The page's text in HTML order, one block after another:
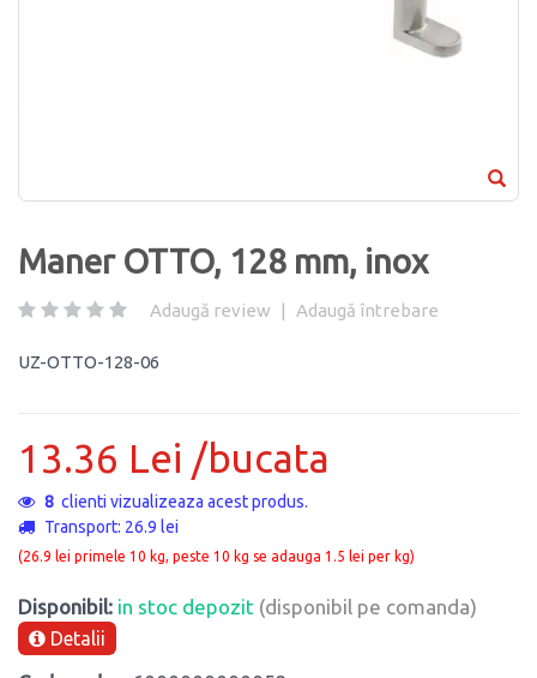
Maner OTTO, 128 mm, inox
Adaugă review | Adaugă întrebare
UZ-OTTO-128-06
13.36 Lei /bucata
8 clienti vizualizeaza acest produs.
Transport: 26.9 lei
(26.9 lei primele 10 kg, peste 10 kg se adauga 1.5 lei per kg)
Disponibil: in stoc depozit (disponibil pe comanda)
Detalii